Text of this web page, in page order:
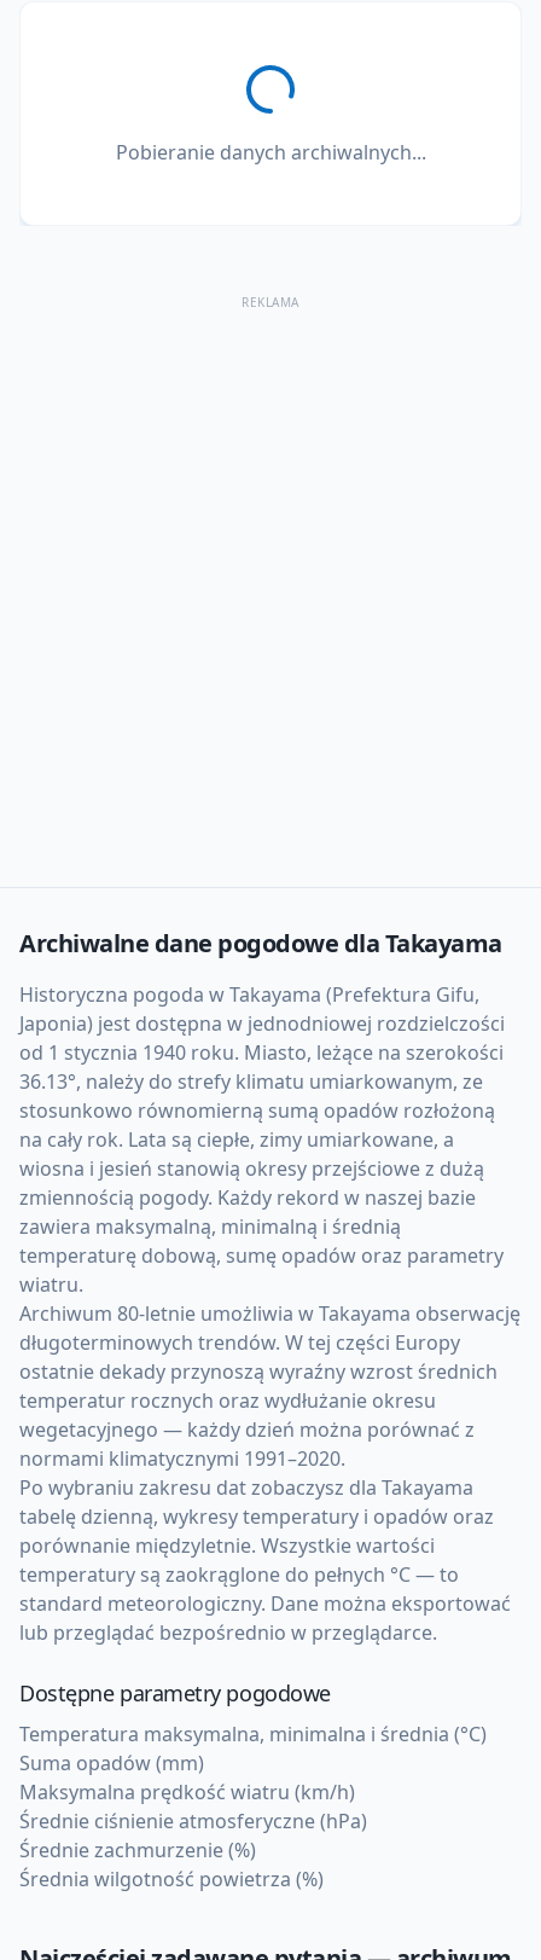
Pobieranie danych archiwalnych...
REKLAMA
Archiwalne dane pogodowe dlaTakayama
Historyczna pogoda w Takayama (Prefektura Gifu,
Japonia) jest dostępna w jednodniowej rozdzielczości
od 1 stycznia 1940 roku. Miasto, leżące na szerokości
36.13°, należy do strefy klimatu umiarkowanym, ze
stosunkowo równomierną sumą opadów rozłożoną
na cały rok. Lata są ciepłe, zimy umiarkowane, a
wiosna i jesień stanowią okresy przejściowe z dużą
zmiennością pogody. Każdy rekord w naszej bazie
zawiera maksymalną, minimalną i średnią
temperaturę dobową, sumę opadów oraz parametry
wiatru.
Archiwum 80-letnie umożliwia w Takayama obserwację
długoterminowych trendów. W tej części Europy
ostatnie dekady przynoszą wyraźny wzrost średnich
temperatur rocznych oraz wydłużanie okresu
wegetacyjnego — każdy dzień można porównać z
normami klimatycznymi 1991–2020.
Po wybraniu zakresu dat zobaczysz dla Takayama
tabelę dzienną, wykresy temperatury i opadów oraz
porównanie międzyletnie. Wszystkie wartości
temperatury są zaokrąglone do pełnych °C — to
standard meteorologiczny. Dane można eksportować
lub przeglądać bezpośrednio w przeglądarce.
Dostępne parametry pogodowe
Temperatura maksymalna, minimalna i średnia (°C)
Suma opadów (mm)
Maksymalna prędkość wiatru (km/h)
Średnie ciśnienie atmosferyczne (hPa)
Średnie zachmurzenie (%)
Średnia wilgotność powietrza (%)